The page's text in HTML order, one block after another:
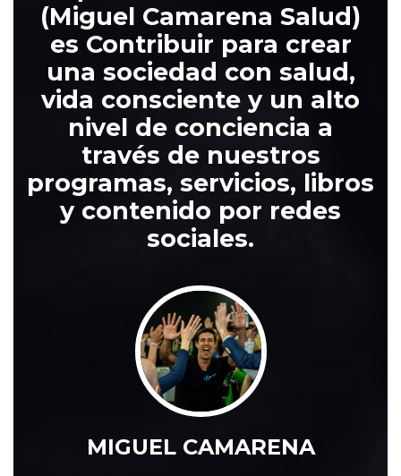
(Miguel Camarena Salud)
es Contribuir para crear
una sociedad con salud,
vida consciente y un alto
nivel de conciencia a
través de nuestros
programas, servicios, libros
y contenido por redes
sociales.
MIGUEL CAMARENA